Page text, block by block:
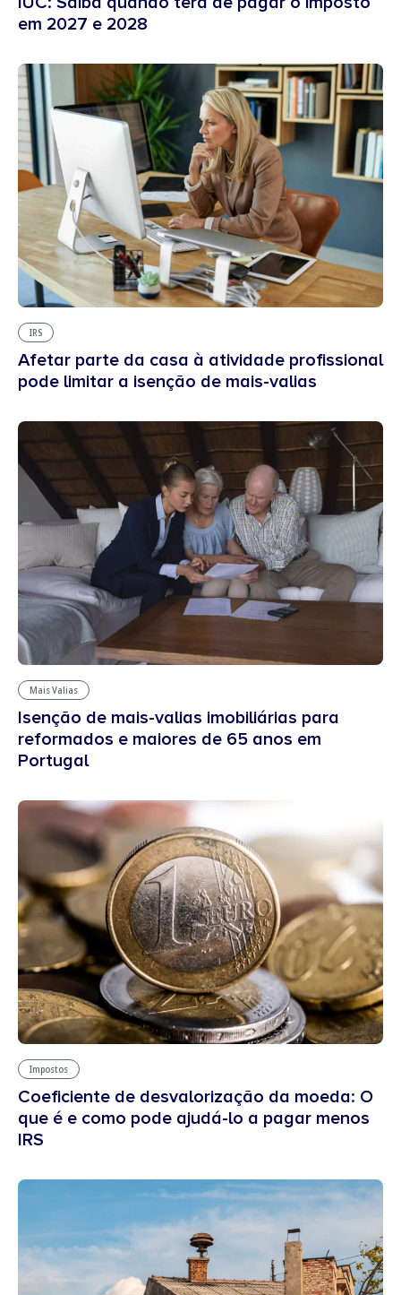
em 2027 e 2028
IRS
Afetar parte da casa à atividade profissional
pode limitar a isenção de mais-valias
Mais Valias
Isenção de mais-valias imobiliárias para
reformados e maiores de 65 anos em
Portugal
Impostos
Coeficiente de desvalorização da moeda: O
que é e como pode ajudá-lo a pagar menos
IRS